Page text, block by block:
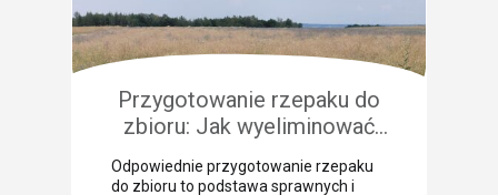
Odpowiednio dobrana strategia
pozwala roślinom odbudować kondycję
fizjologiczną. Pozwijane […]
Przygotowanie rzepaku do
zbioru: Jak wyeliminować
chwasty i obniżyć koszty żniw?
Odpowiednie przygotowanie rzepaku
do zbioru to podstawa sprawnych i